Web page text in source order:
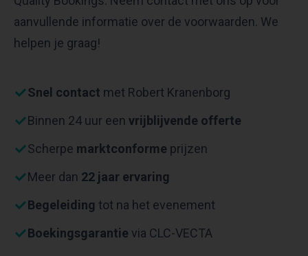
aanvullende informatie over de voorwaarden. We
helpen je graag!
Snel contact met Robert Kranenborg
Binnen 24 uur een vrijblijvende offerte
Scherpe marktconforme prijzen
Meer dan 22 jaar ervaring
Begeleiding tot na het evenement
Boekingsgarantie via CLC-VECTA